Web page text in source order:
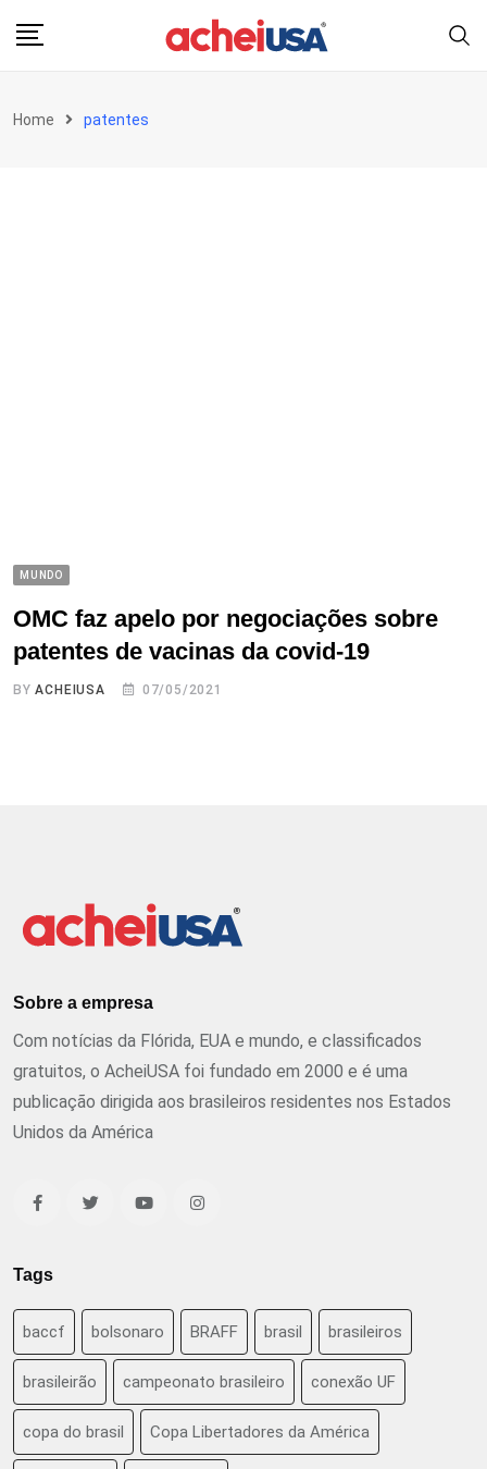
Home patentes
MUNDO
OMC faz apelo por negociações sobre
patentes de vacinas da covid-19
BYACHEIUSA 07/05/2021
Sobre a empresa
Com notícias da Flórida, EUA e mundo, e classificados
gratuitos, o AcheiUSA foi fundado em 2000 e é uma
publicação dirigida aos brasileiros residentes nos Estados
Unidos da América
Tags
baccf bolsonaro BRAFF brasil brasileiros
brasileirão campeonato brasileiro conexão UF
copa do brasil Copa Libertadores da América